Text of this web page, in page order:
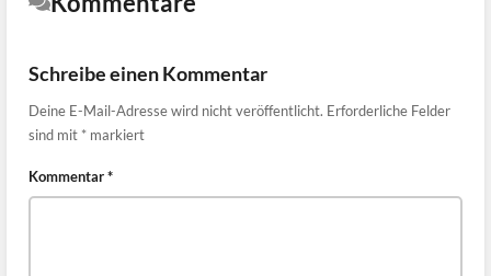
Schreibe einen Kommentar
Deine E-Mail-Adresse wird nicht veröffentlicht. Erforderliche Felder
sind mit * markiert
Kommentar*